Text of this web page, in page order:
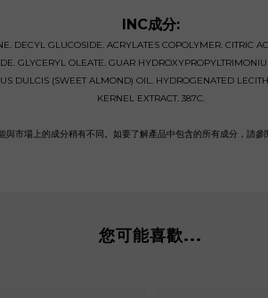
INC成分:
DECYL GLUCOSIDE. ACRYLATES COPOLYMER.
GLYCERYL OLEATE. GUAR
DULCIS (SWEET ALMOND) OIL. HYDROGENATED
KERNEL EXTRACT. 387C.
市場上的成分稍有不同。如要了解產品中包含的所有成分，請
您可能喜歡...